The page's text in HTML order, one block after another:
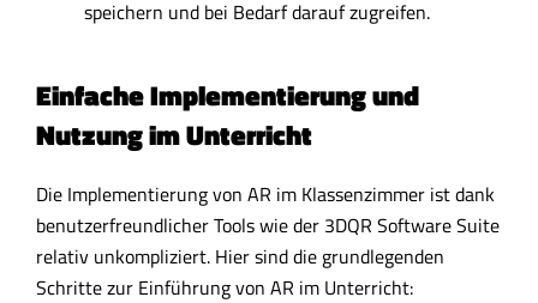
speichern und bei Bedarf darauf zugreifen.
Einfache Implementierung und
Nutzung im Unterricht
Die Implementierung von AR im Klassenzimmer ist dank
benutzerfreundlicher Tools wie der 3DQR Software Suite
relativ unkompliziert. Hier sind die grundlegenden
Schritte zur Einführung von AR im Unterricht: